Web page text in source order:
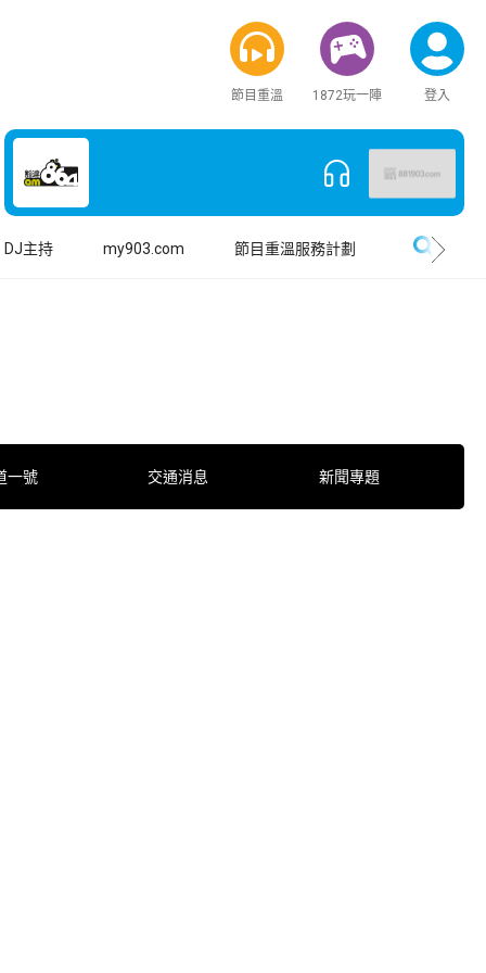
節目重溫 1872玩一陣 登入
DJ主持 my903.com 節目重溫服務計劃
一號 交通消息 新聞專題